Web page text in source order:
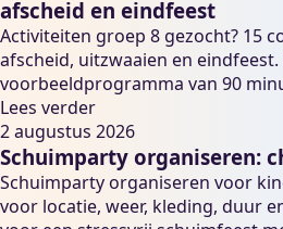
afscheid en eindfeest
Activiteiten groep 8 gezocht? 15
afscheid, uitzwaaien en eindfeest.
voorbeeldprogramma van 90
Lees verder
2 augustus 2026
Schuimparty organiseren:
Schuimparty organiseren voor
voor locatie, weer, kleding, duur